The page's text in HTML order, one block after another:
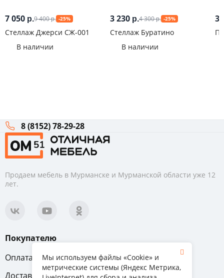
7 050 р.9 400р. -25%
Стеллаж Джерси СЖ-001
В наличии
3 230 р.4 300р. -25%
Стеллаж Буратино
В наличии
3
8 (8152) 78-29-28
Продаем мебель в Мурманске и Мурманской области уже 12
лет.
Покупателю
Оплата
Вопрос-ответ
Доставка
Обмен и возврат
Мы используем файлы «Cookie» и
метрические системы (Яндекс Метрика,